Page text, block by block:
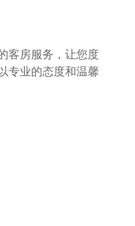
客房服务，让您度
专业的态度和温馨